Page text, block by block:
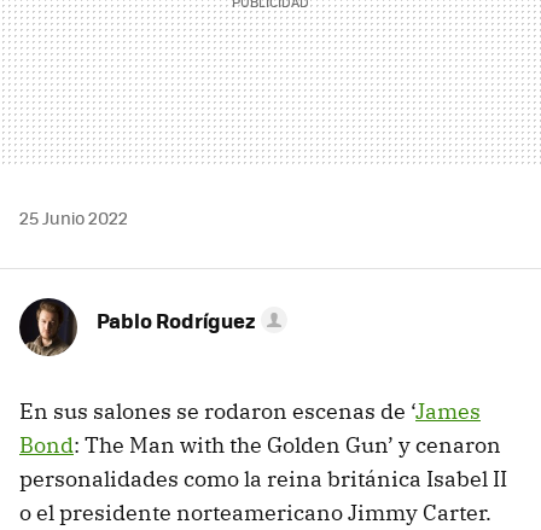
25 Junio 2022
Pablo Rodríguez
En sus salones se rodaron escenas de ‘James
Bond: The Man with the Golden Gun’ y cenaron
personalidades como la reina británica Isabel II
o el presidente norteamericano Jimmy Carter.